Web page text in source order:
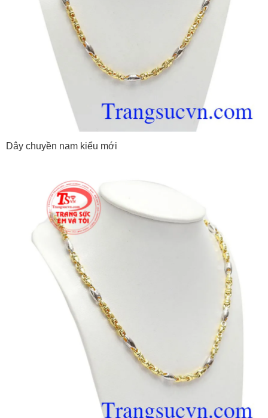
Dây chuyền nam kiểu mới